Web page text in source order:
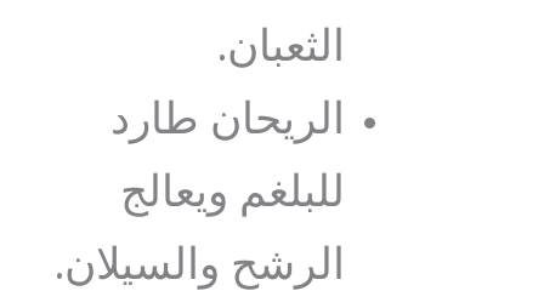
الثعبان.
الريحان طارد
للبلغم ويعالج
الرشح والسيلان.